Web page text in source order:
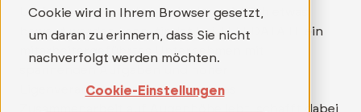
Cookie wird in Ihrem Browser gesetzt,
um daran zu erinnern, dass Sie nicht
nachverfolgt werden möchten.
Cookie-Einstellungen
Umfeld arbeiten möchte, in dem wirklich etwas
bewegt werden kann, findet bei TELEDATA IT ein
mitarbeitergeführtes Unternehmen mit
spannenden Aufgaben und hoher
Eigenverantwortung. Ein Team, das
Zusammenarbeit auf Augenhöhe lebt, schafft dabei